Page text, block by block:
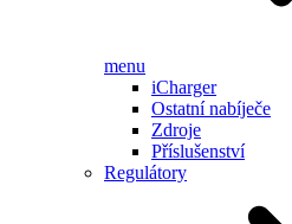
menu
iCharger
Ostatní nabíječe
Zdroje
Příslušenství
Regulátory